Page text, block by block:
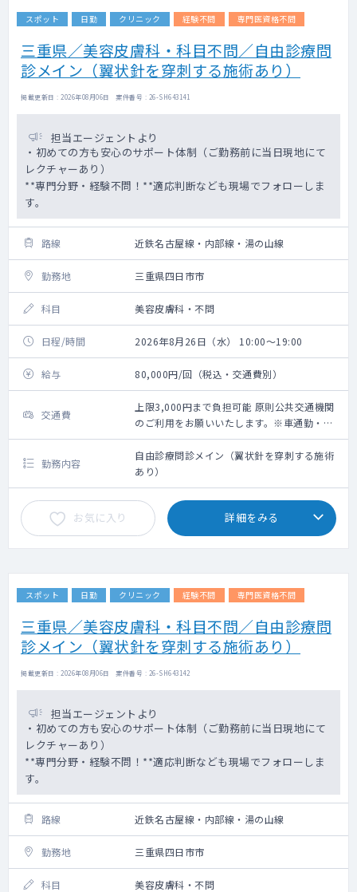
スポット 日勤 クリニック 経験不問 専門医資格不問
三重県／美容皮膚科・科目不問／自由診療問
診メイン（翼状針を穿刺する施術あり）
掲載更新日 : 2026年08月06日 案件番号 : 26-SH643141
担当エージェントより
・初めての方も安心のサポート体制（ご勤務前に当日現地にて
レクチャーあり）
**専門分野・経験不問！**適応判断なども現場でフォローしま
す。
路線 近鉄名古屋線・内部線・湯の山線
勤務地 三重県四日市市
科目 美容皮膚科・不問
日程/時間 2026年8月26日（水） 10:00～19:00
給与 80,000円/回（税込・交通費別）
交通費
上限3,000円まで負担可能 原則公共交通機関
のご利用をお願いいたします。※車通勤・タ
クシー利用要相談
勤務内容
自由診療問診メイン（翼状針を穿刺する施術
あり）
お気に入り 詳細をみる
スポット 日勤 クリニック 経験不問 専門医資格不問
三重県／美容皮膚科・科目不問／自由診療問
診メイン（翼状針を穿刺する施術あり）
掲載更新日 : 2026年08月06日 案件番号 : 26-SH643142
担当エージェントより
・初めての方も安心のサポート体制（ご勤務前に当日現地にて
レクチャーあり）
**専門分野・経験不問！**適応判断なども現場でフォローしま
す。
路線 近鉄名古屋線・内部線・湯の山線
勤務地 三重県四日市市
科目 美容皮膚科・不問